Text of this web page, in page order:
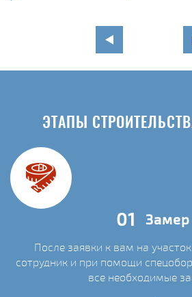
ЭТАПЫ
01 Замер
После заявки к вам на
сотрудник и при помощи
все необходимые